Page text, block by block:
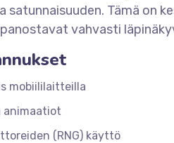
satunnaisuuden. Tämä on
vahvasti
mobiililaitteilla
animaatiot
(RNG) käyttö